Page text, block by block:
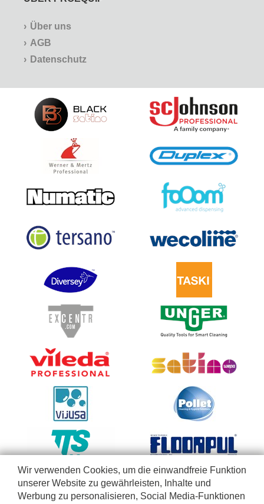
Wir verwenden Cookies, um die einwandfreie Funktion
unserer Website zu gewährleisten, Inhalte und
Werbung zu personalisieren, Social Media-Funktionen
Über uns
AGB
Datenschutz